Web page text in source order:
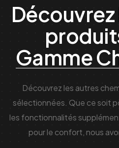
Gamme
Découvrez les autres
sélectionnées. Que ce soit
les fonctionnalités
pour le confort, nous